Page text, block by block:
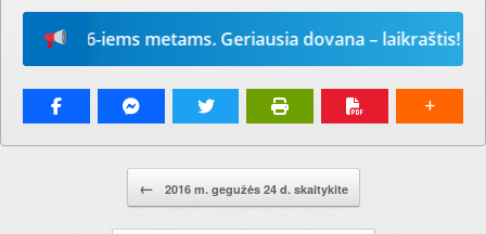
2026-iems metams. Geriausia dovana – laikraštis!
← 2016 m. gegužės 24 d. skaitykite